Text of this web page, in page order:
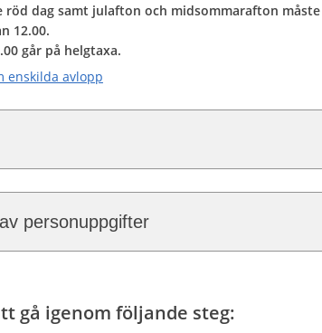
röd dag samt julafton och midsommarafton
12.00.
går på helgtaxa.
enskilda avlopp
personuppgifter
gå igenom följande steg: